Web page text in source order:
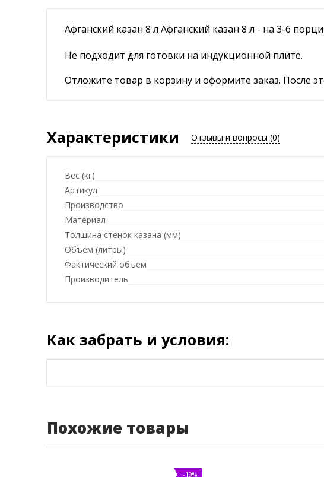
Афганский казан 8 л Афганский казан 8 л - на 3-6
Не подходит для готовки на индукционной плите.
Отложите товар в корзину и оформите заказ. После
Характеристики Отзывы и вопросы (0)
Вес (кг)
Артикул
Производство
Материал
Толщина стенок казана (мм)
Объём (литры)
Фактический объем
Производитель
Как забрать и условия:
Похожие товары
-19%